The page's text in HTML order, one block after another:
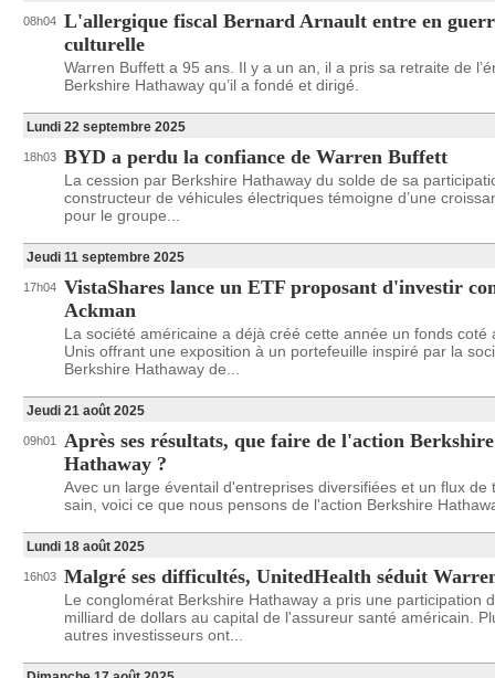
08h04 L'allergique fiscal Bernard Arnault entre en
culturelle
Warren Buffett a 95 ans. Il y a un an, il a pris sa retraite de
Berkshire Hathaway qu’il a fondé et dirigé.
Lundi 22 septembre 2025
18h03 BYD a perdu la confiance de Warren Buffett
La cession par Berkshire Hathaway du solde de sa
constructeur de véhicules électriques témoigne d’une
pour le groupe...
Jeudi 11 septembre 2025
17h04 VistaShares lance un ETF proposant d'investir
Ackman
La société américaine a déjà créé cette année un fonds coté
Unis offrant une exposition à un portefeuille inspiré par la
Berkshire Hathaway de...
Jeudi 21 août 2025
09h01
Après ses résultats, que faire de l'action Berkshire
Hathaway ?
Avec un large éventail d'entreprises diversifiées et un flux de
sain, voici ce que nous pensons de l'action Berkshire
Lundi 18 août 2025
16h03 Malgré ses difficultés, UnitedHealth séduit
Le conglomérat Berkshire Hathaway a pris une participation
milliard de dollars au capital de l'assureur santé américain.
autres investisseurs ont...